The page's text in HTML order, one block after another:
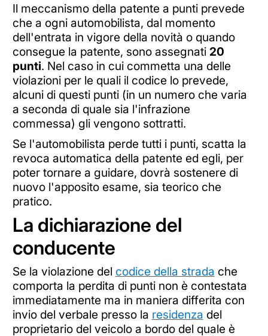
Il meccanismo della patente a punti prevede
che a ogni automobilista, dal momento
dell'entrata in vigore della novità o quando
consegue la patente, sono assegnati 20
punti. Nel caso in cui commetta una delle
violazioni per le quali il codice lo prevede,
alcuni di questi punti (in un numero che varia
a seconda di quale sia l'infrazione
commessa) gli vengono sottratti.
Se l'automobilista perde tutti i punti, scatta la
revoca automatica della patente ed egli, per
poter tornare a guidare, dovrà sostenere di
nuovo l'apposito esame, sia teorico che
pratico.
La dichiarazione del
conducente
Se la violazione del codice della strada che
comporta la perdita di punti non è contestata
immediatamente ma in maniera differita con
invio del verbale presso la residenza del
proprietario del veicolo a bordo del quale è